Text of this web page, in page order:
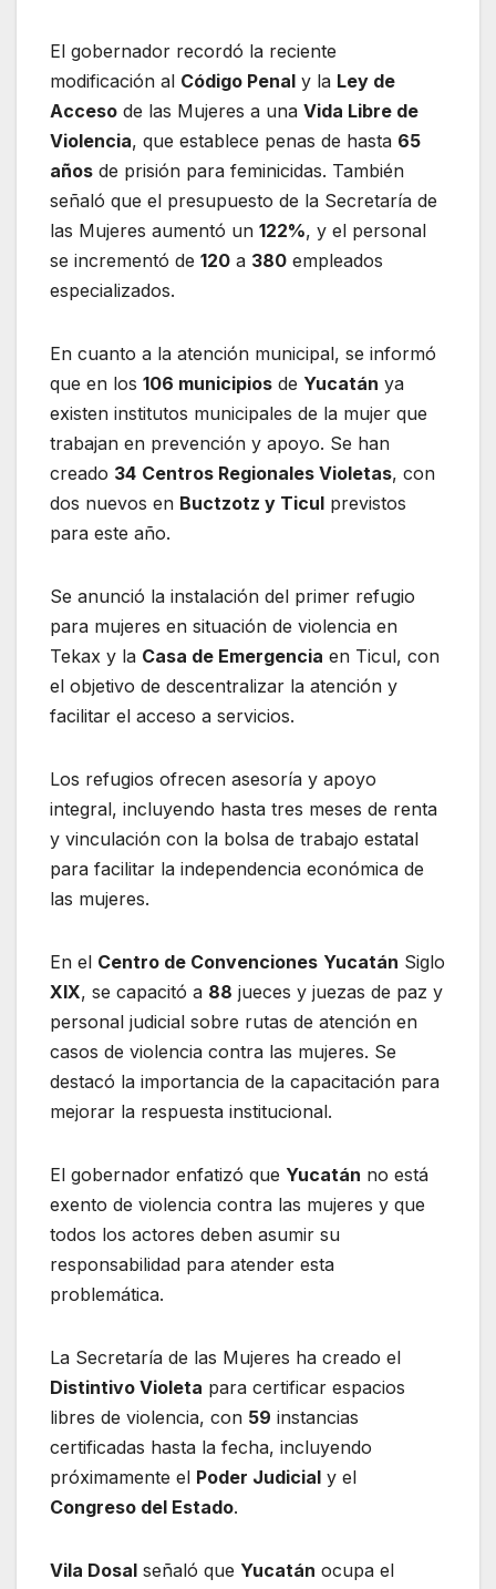
El gobernador recordó la reciente
modificación al Código Penal y la Ley de
Acceso de las Mujeres a una Vida Libre de
Violencia, que establece penas de hasta 65
años de prisión para feminicidas. También
señaló que el presupuesto de la Secretaría de
las Mujeres aumentó un 122%, y el personal
se incrementó de 120 a 380 empleados
especializados.
En cuanto a la atención municipal, se informó
que en los 106 municipios de Yucatán ya
existen institutos municipales de la mujer que
trabajan en prevención y apoyo. Se han
creado 34 Centros Regionales Violetas, con
dos nuevos en Buctzotz y Ticul previstos
para este año.
Se anunció la instalación del primer refugio
para mujeres en situación de violencia en
Tekax y la Casa de Emergencia en Ticul, con
el objetivo de descentralizar la atención y
facilitar el acceso a servicios.
Los refugios ofrecen asesoría y apoyo
integral, incluyendo hasta tres meses de renta
y vinculación con la bolsa de trabajo estatal
para facilitar la independencia económica de
las mujeres.
En el Centro de Convenciones Yucatán Siglo
XIX, se capacitó a 88 jueces y juezas de paz y
personal judicial sobre rutas de atención en
casos de violencia contra las mujeres. Se
destacó la importancia de la capacitación para
mejorar la respuesta institucional.
El gobernador enfatizó que Yucatán no está
exento de violencia contra las mujeres y que
todos los actores deben asumir su
responsabilidad para atender esta
problemática.
La Secretaría de las Mujeres ha creado el
Distintivo Violeta para certificar espacios
libres de violencia, con 59 instancias
certificadas hasta la fecha, incluyendo
próximamente el Poder Judicial y el
Congreso del Estado.
Vila Dosal señaló que Yucatán ocupa el